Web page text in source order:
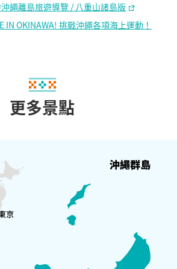
繩離島旅遊導覽 / 八重山諸島版
IN OKINAWA! 挑戰沖繩各項海上運動！
更多景點